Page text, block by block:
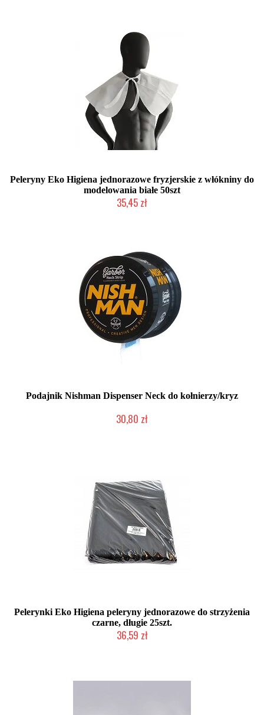
Peleryny Eko Higiena jednorazowe fryzjerskie z włókniny do
modelowania białe 50szt
35,45 zł
Podajnik Nishman Dispenser Neck do kołnierzy/kryz
30,80 zł
Pelerynki Eko Higiena peleryny jednorazowe do strzyżenia
czarne, długie 25szt.
36,59 zł